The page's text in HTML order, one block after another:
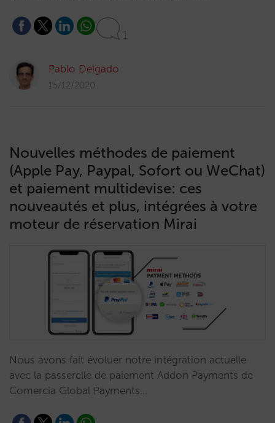
1
Pablo Delgado
15/12/2020
Nouvelles méthodes de paiement
(Apple Pay, Paypal, Sofort ou WeChat)
et paiement multidevise: ces
nouveautés et plus, intégrées à votre
moteur de réservation Mirai
Nous avons fait évoluer notre intégration actuelle
avec la passerelle de paiement Addon Payments de
Comercia Global Payments…